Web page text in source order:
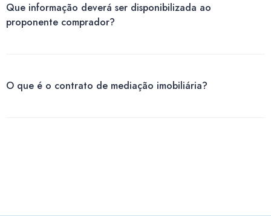
Que informação deverá ser disponibilizada ao
proponente comprador?
O que é o contrato de mediação imobiliária?